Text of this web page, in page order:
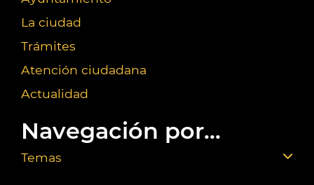
La ciudad
Trámites
Atención ciudadana
Actualidad
Navegación por...
Temas